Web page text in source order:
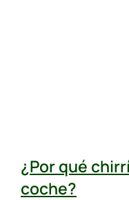
¿Por qué
coche?